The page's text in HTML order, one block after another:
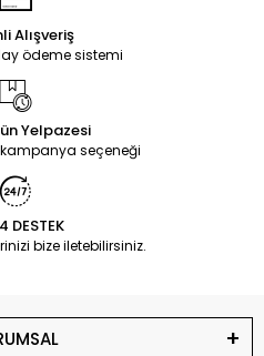
Alışveriş
ödeme sistemi
Yelpazesi
seçeneği
DESTEK
bize iletebilirsiniz.